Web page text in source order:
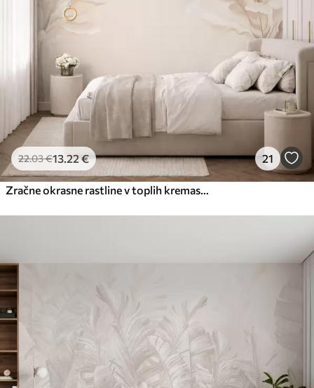
Premium
.6734 .00
Premium vinil
€/m²
Peel and Stick
81 .67
22.03€13 .22€ 21